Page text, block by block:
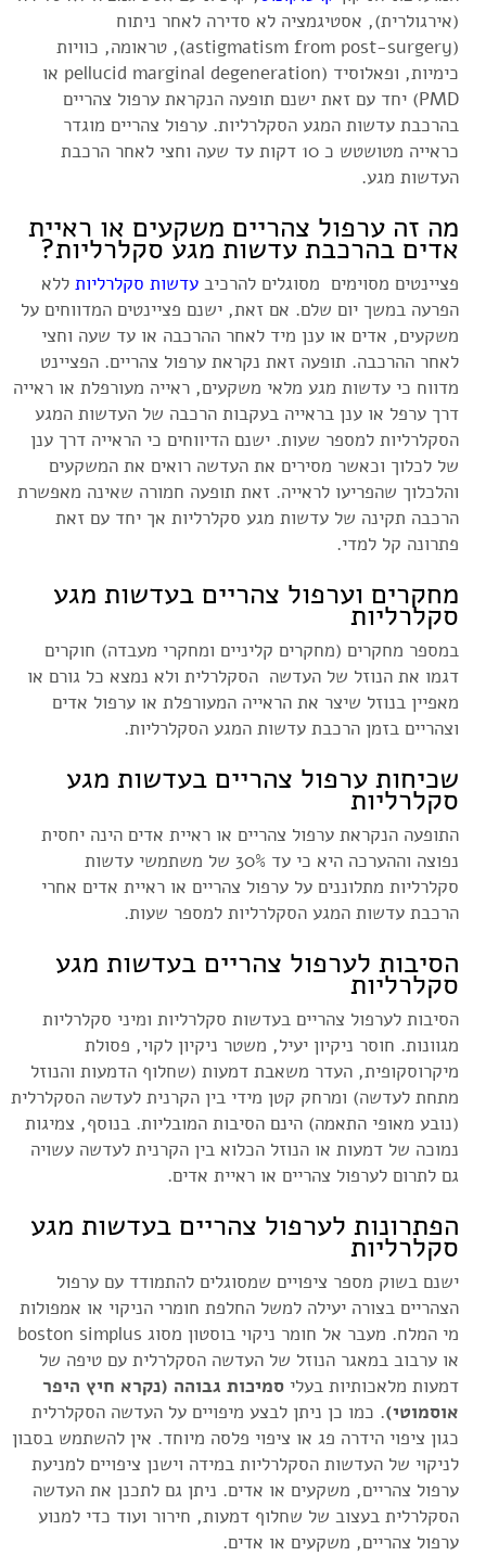
(אירגולרית), אסטיגמציה לא סדירה לאחר ניתוח
(astigmatism from post-surgery), טראומה, כוויות
כימיות, ופאלוסיד (pellucid marginal degeneration או
PMD) יחד עם זאת ישנם תופעה הנקראת ערפול צהריים
בהרכבת עדשות המגע הסקלרליות. ערפול צהריים מוגדר
כראייה מטושטש כ 10 דקות עד שעה וחצי לאחר הרכבת
העדשות מגע.
מה זה ערפול צהריים משקעים או ראיית
אדים בהרכבת עדשות מגע סקלרליות?
פציינטים מסוימים מסוגלים להרכיב עדשות סקלרליות ללא
הפרעה במשך יום שלם. אם זאת, ישנם פציינטים המדווחים על
משקעים, אדים או ענן מיד לאחר ההרכבה או עד שעה וחצי
לאחר ההרכבה. תופעה זאת נקראת ערפול צהריים. הפציינט
מדווח כי עדשות מגע מלאי משקעים, ראייה מעורפלת או ראייה
דרך ערפל או ענן בראייה בעקבות הרכבה של העדשות המגע
הסקלרליות למספר שעות. ישנם הדיווחים כי הראייה דרך ענן
של לכלוך וכאשר מסירים את העדשה רואים את המשקעים
והלכלוך שהפריעו לראייה. זאת תופעה חמורה שאינה מאפשרת
הרכבה תקינה של עדשות מגע סקלרליות אך יחד עם זאת
פתרונה קל למדי.
מחקרים וערפול צהריים בעדשות מגע
סקלרליות
במספר מחקרים (מחקרים קליניים ומחקרי מעבדה) חוקרים
דגמו את הנוזל של העדשה הסקלרלית ולא נמצא כל גורם או
מאפיין בנוזל שיצר את הראייה המעורפלת או ערפול אדים
וצהריים בזמן הרכבת עדשות המגע הסקלרליות.
שכיחות ערפול צהריים בעדשות מגע
סקלרליות
התופעה הנקראת ערפול צהריים או ראיית אדים הינה יחסית
נפוצה וההערכה היא כי עד 30% של משתמשי עדשות
סקלרליות מתלוננים על ערפול צהריים או ראיית אדים אחרי
הרכבת עדשות המגע הסקלרליות למספר שעות.
הסיבות לערפול צהריים בעדשות מגע
סקלרליות
הסיבות לערפול צהריים בעדשות סקלרליות ומיני סקלרליות
מגוונות. חוסר ניקיון יעיל, משטר ניקיון לקוי, פסולת
מיקרוסקופית, העדר משאבת דמעות (שחלוף הדמעות והנוזל
מתחת לעדשה) ומרחק קטן מידי בין הקרנית לעדשה הסקלרלית
(נובע מאופי התאמה) הינם הסיבות המובליות. בנוסף, צמיגות
נמוכה של דמעות או הנוזל הכלוא בין הקרנית לעדשה עשויה
גם לתרום לערפול צהריים או ראיית אדים.
הפתרונות לערפול צהריים בעדשות מגע
סקלרליות
ישנם בשוק מספר ציפויים שמסוגלים להתמודד עם ערפול
הצהריים בצורה יעילה למשל החלפת חומרי הניקוי או אמפולות
מי המלח. מעבר אל חומר ניקוי בוסטון מסוג boston simplus
או ערבוב במאגר הנוזל של העדשה הסקלרלית עם טיפה של
דמעות מלאכותיות בעלי סמיכות גבוהה (נקרא חיץ היפר
אוסמוטי). כמו כן ניתן לבצע מיפויים על העדשה הסקלרלית
כגון ציפוי הידרה פג או ציפוי פלסה מיוחד. אין להשתמש בסבון
לניקוי של העדשות הסקלרליות במידה וישנן ציפויים למניעת
ערפול צהריים, משקעים או אדים. ניתן גם לתכנן את העדשה
הסקלרלית בעצוב של שחלוף דמעות, חירור ועוד כדי למנוע
ערפול צהריים, משקעים או אדים.